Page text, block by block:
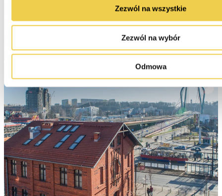
Zezwól na wszystkie
Zezwól na wybór
Odmowa